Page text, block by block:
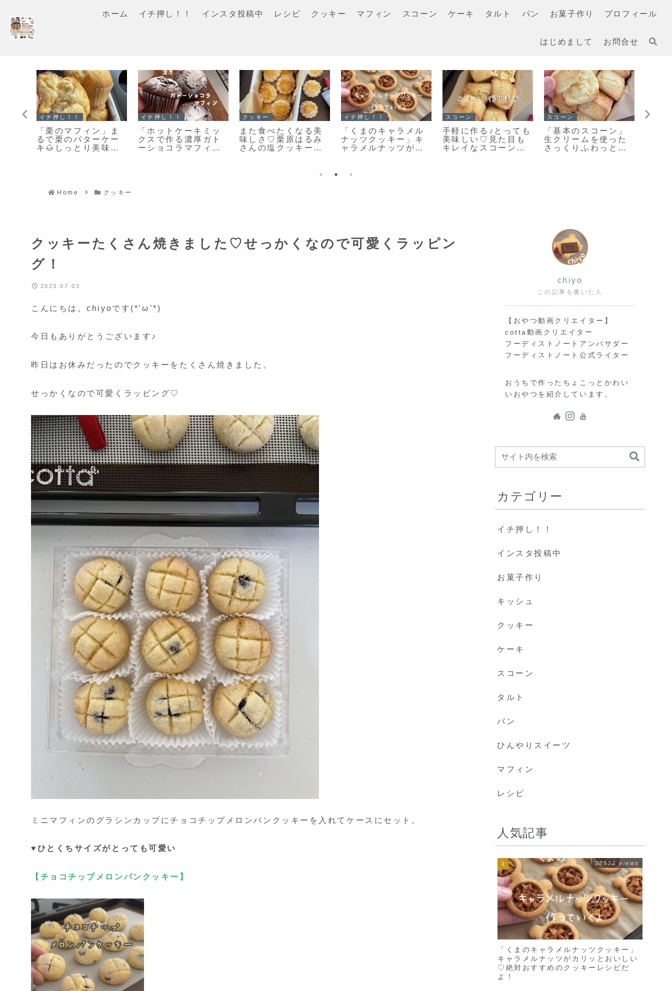
ホーム イチ押し！！ インスタ投稿中 レシピ クッキー マフィン スコーン ケーキ タルト パン お菓子作り プロフィール
はじめまして お問合せ
イチ押し！！
【レシピ】お手軽ス
コーン改良版♡さら
に美味しくなりまし
イチ押し！！
「基本のスコーン」
こんがりキレイな焼
き色のカリッとふん
クッキー
「おやつ何がい
い？」あっという間
になくなります♡栗
クッキー
「何枚食べてい
い？」うちの大人気
おやつ♡栗原はるみ
ッキーだよ！
イチ押し！！
「無塩バター」と違
いを検証！クッキー
を「有塩バター」で
スコーン
【レシピ】リスドォ
ルで作るスコーン♡
やってみたらめちゃ
イチ押
Home クッキー
クッキーたくさん焼きました♡せっかくなので可愛くラッピン
グ！
2023.07.03
こんにちは。chiyoです(*’ω’*)
今日もありがとうございます♪
昨日はお休みだったのでクッキーをたくさん焼きました。
せっかくなので可愛くラッピング♡
ミニマフィンのグラシンカップにチョコチップメロンパンクッキーを入れてケースにセット。
♥ひとくちサイズがとっても可愛い
【チョコチップメロンパンクッキー】
chiyo
この記事を書いた人
【おやつ動画クリエイター】
cotta動画クリエイター
フーディストノートアンバサダー
フーディストノート公式ライター
おうちで作ったちょこっとかわい
いおやつを紹介しています。
カテゴリー
イチ押し！！
インスタ投稿中
お菓子作り
キッシュ
クッキー
ケーキ
スコーン
タルト
パン
ひんやりスイーツ
マフィン
レシピ
人気記事
「くまのキャラメルナッツクッキー」
キャラメルナッツがカリッとおいしい
♡絶対おすすめのクッキーレシピだ
よ！
38552 views